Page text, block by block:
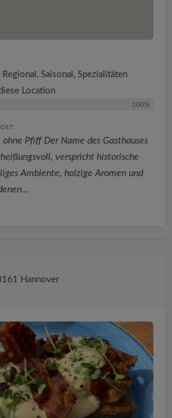
Saisonal, Spezialitäten
Location
100%
Pfiff Der Name des Gasthauses
verspricht historische
Ambiente, holzige Aromen und
Hannover